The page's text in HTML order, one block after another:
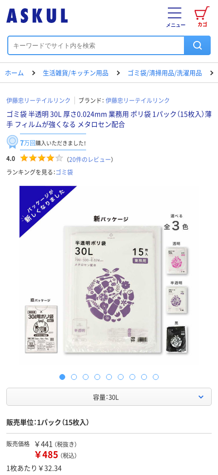
カゴ
メニュー
ホーム 生活雑貨/キッチン用品 ゴミ袋/清掃用品/洗濯用品
伊藤忠リーテイルリンク ブランド： 伊藤忠リーテイルリンク
ゴミ袋 半透明 30L 厚さ0.024mm 業務用 ポリ袋 1パック（15枚入）薄
手 フィルムが強くなる メタロセン配合
7万回購入いただきました！
4.0 （20件のレビュー）
ランキングを見る：ゴミ袋
容量：30L
販売単位：1パック（15枚入）
販売価格 ￥441 （税抜き）
￥485 （税込）
1枚あたり￥32.34